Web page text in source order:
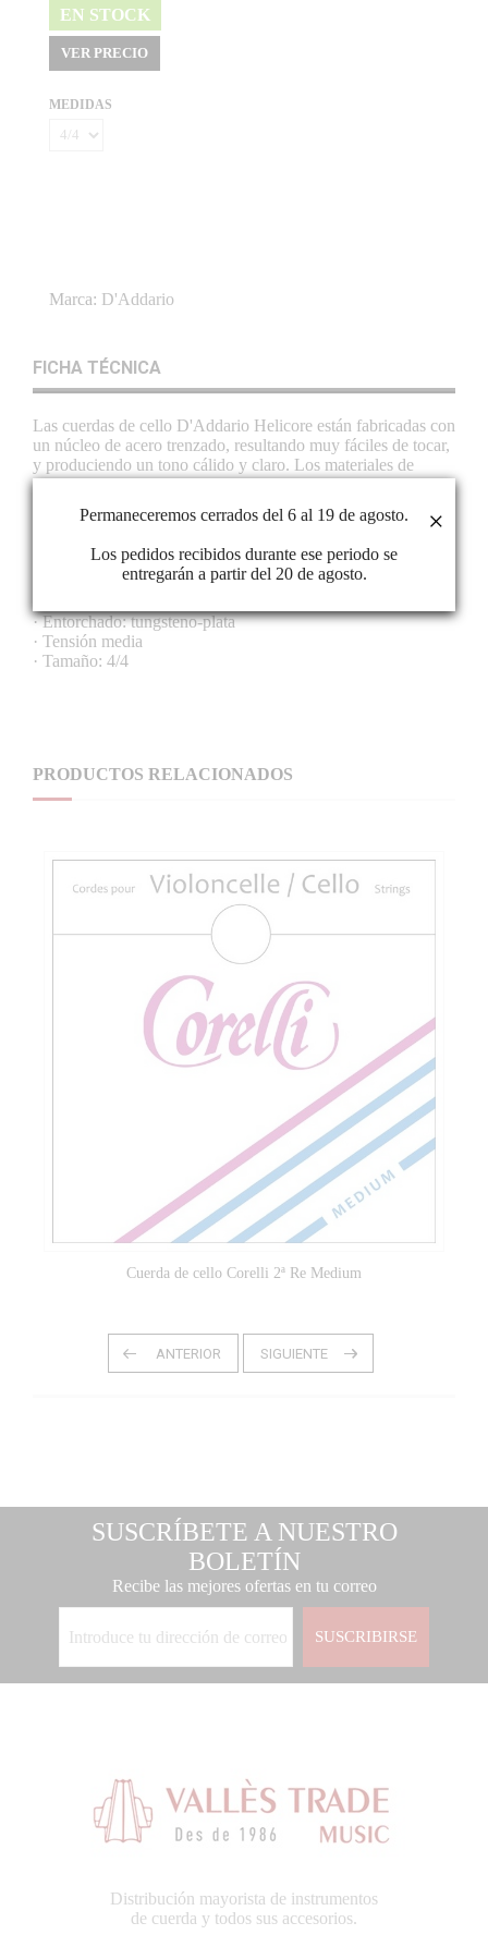
EN STOCK
VER PRECIO
MEDIDAS
Marca: D'Addario
FICHA TÉCNICA
Las cuerdas de cello D'Addario Helicore están fabricadas con
un núcleo de acero trenzado, resultando muy fáciles de tocar,
y produciendo un tono cálido y claro. Los materiales de
calidad superior, combinados con una mano de obra experta,
estabilidad de afinación y longevidad.
CARACTERÍSTICAS
· 4ª Do H514
· Entorchado: tungsteno-plata
· Tensión media
· Tamaño: 4/4
PRODUCTOS RELACIONADOS
Cuerda de cello Corelli 2ª Re Medium
SUSCRÍBETE A NUESTRO
BOLETÍN
Recibe las mejores ofertas en tu correo
SUSCRIBIRSE
Distribución mayorista de instrumentos
de cuerda y todos sus accesorios.
Permaneceremos cerrados del 6 al 19 de agosto.
Los pedidos recibidos durante ese periodo se
entregarán a partir del 20 de agosto.
×